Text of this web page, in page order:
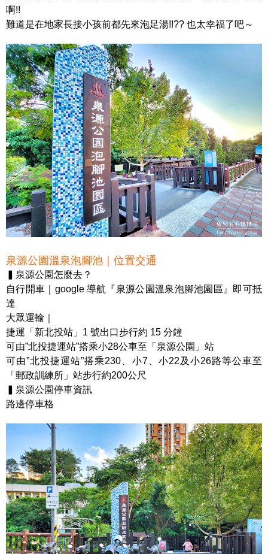
啊!!
難道是在地家長接小孩前都先來泡足湯!!?? 也太幸福了吧～
泉源公園溫泉泡腳池｜位置交通
▍泉源公園怎麼去？
自行開車｜google 導航『泉源公園溫泉泡腳池園區』即可抵
達
大眾運輸｜
捷運「新北投站」1 號出口步行約 15 分鐘
可由”北投捷運站”搭乘小28公車至「泉源公園」站
可由”北投捷運站”搭乘230、小7、小22及小26路等公車至
「郵政訓練所」站步行約200公尺
▍泉源公園停車資訊
路邊停車格